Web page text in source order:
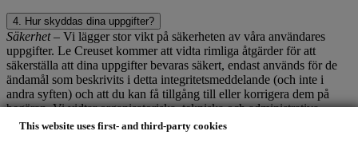
This website uses first- and third-party cookies
4. Hur skyddas dina uppgifter?
Säkerhet– Vi lägger stor vikt på säkerheten av våra användares
uppgifter. Le Creuset kommer att vidta rimliga åtgärder för att
säkerställa att dina uppgifter bevaras säkert, endast används för de
ändamål som beskrivits i detta integritetsmeddelande (och inte i
andra syften) och att du kan få tillgång till eller korrigera dem på
begäran. Vi vidtar organisatoriska, tekniska och administrativa
säkerhetsåtgärder för att lättare kunna skydda mot risken att dina